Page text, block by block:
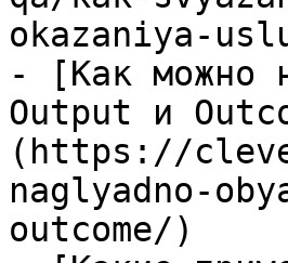
okazaniya-
- [Как можно
Output и
(https://
naglyadno-
outcome/)